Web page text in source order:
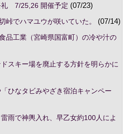
礼 7/25,26 開催予定 (07/23)
でハマユウが咲いていた。
(07/14)
工業（宮崎県国富町）の冷や汁の
スキー場を廃止する方針を明らかに
ひなタビみやざき宿泊キャンペー
雨で神輿入れ、早乙女約100人によ